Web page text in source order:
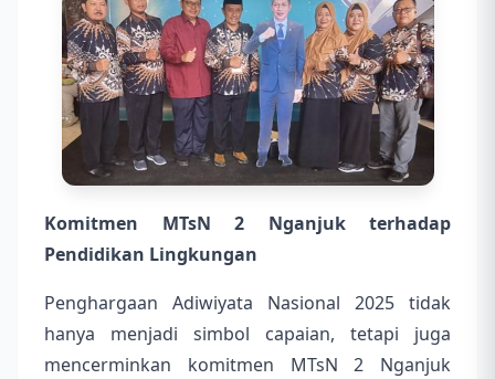
Komitmen MTsN 2 Nganjuk terhadap
Pendidikan Lingkungan
Penghargaan Adiwiyata Nasional 2025 tidak
hanya menjadi simbol capaian, tetapi juga
mencerminkan komitmen MTsN 2 Nganjuk